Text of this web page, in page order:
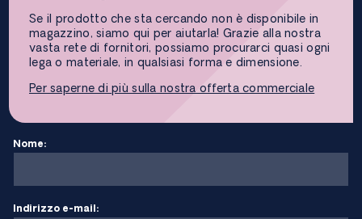
Se il prodotto che sta cercando non è disponibile in
magazzino, siamo qui per aiutarla! Grazie alla nostra
vasta rete di fornitori, possiamo procurarci quasi ogni
lega o materiale, in qualsiasi forma e dimensione.
Per saperne di più sulla nostra offerta commerciale
Nome:
Indirizzo e-mail: